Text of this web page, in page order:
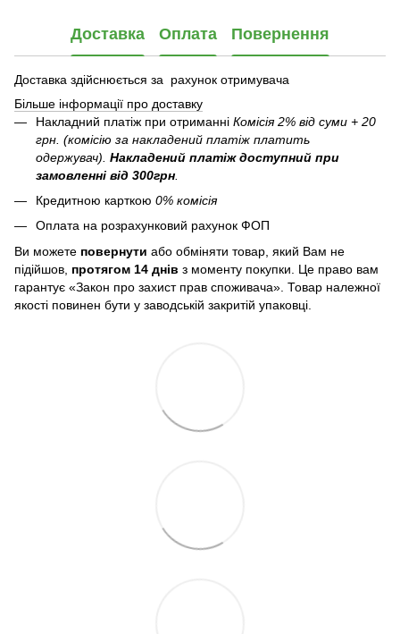
Доставка Оплата Повернення
Доставка здійснюється за рахунок отримувача
Більше інформації про доставку
Накладний платіж при отриманні Комісія 2% від суми + 20
грн. (комісію за накладений платіж платить
одержувач). Накладений платіж доступний при
замовленні від 300грн
Кредитною карткою 0% комісія
Оплата на розрахунковий рахунок ФОП
Ви можете повернути або обміняти товар, який Вам не
підійшов, протягом 14 днів з моменту покупки. Це право вам
гарантує «Закон про захист прав споживача». Товар належної
якості повинен бути у заводській закритій упаковці.